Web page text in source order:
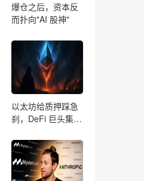
爆仓之后，资本反
而扑向"AI 股神"
以太坊给质押踩急
刹，DeFi 巨头集体